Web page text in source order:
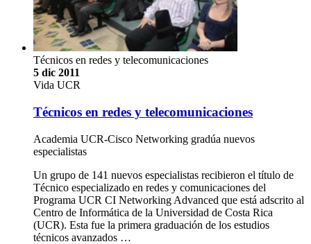
Técnicos en redes y telecomunicaciones
5 dic 2011
Vida UCR
Técnicos en redes y telecomunicaciones
Academia UCR-Cisco Networking gradúa nuevos
especialistas
Un grupo de 141 nuevos especialistas recibieron el título de
Técnico especializado en redes y comunicaciones del
Programa UCR CI Networking Advanced que está adscrito al
Centro de Informática de la Universidad de Costa Rica
(UCR). Esta fue la primera graduación de los estudios
técnicos avanzados …